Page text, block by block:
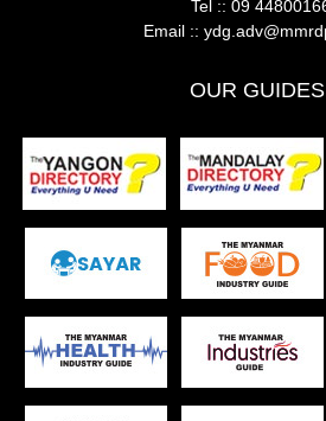
Tel :: 09
Email ::
OUR GUIDES